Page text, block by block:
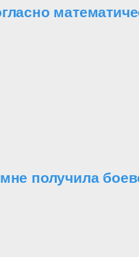
получила